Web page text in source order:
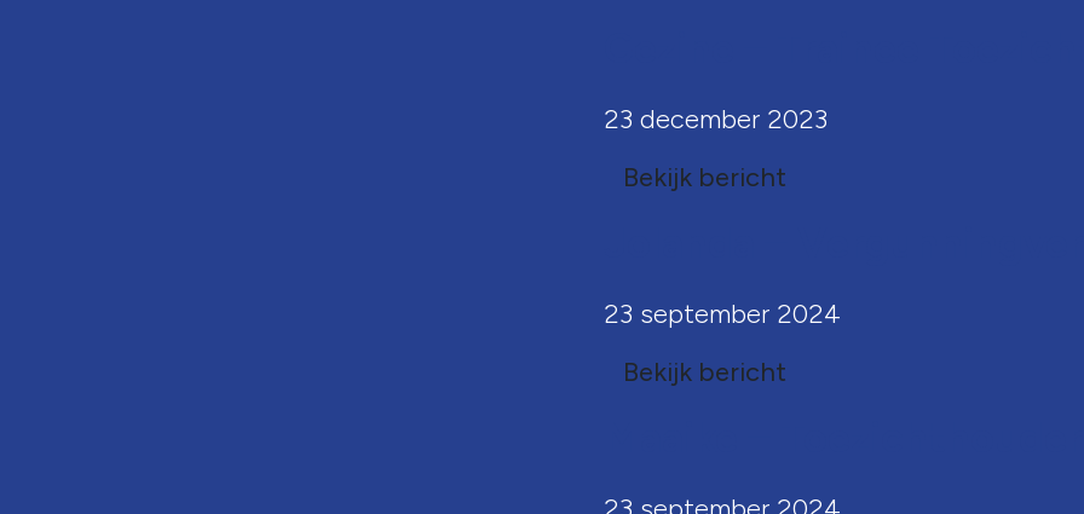
23 december 2023
Bekijk bericht
23 september 2024
Bekijk bericht